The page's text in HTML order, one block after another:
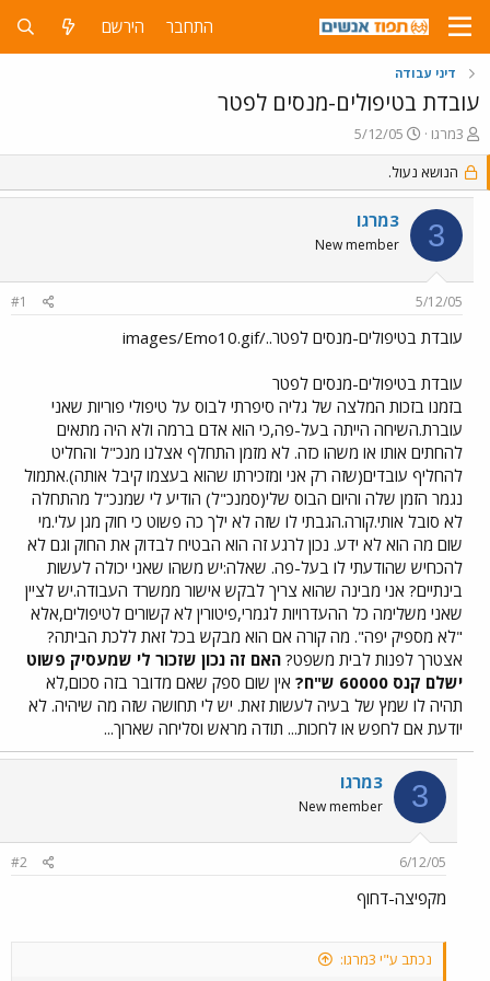
התחבר הירשם
דיני עבודה
עובדת בטיפולים-מנסים לפטר
פ
ו
ת
ח
נ
3מרגו
פ
ו
ר
ס
ם
ב
ת
ך
5/12/05
הנושא נעול.
3 3מרגו
New member
5/12/05
#1
עובדת בטיפולים-מנסים לפטר../images/Emo10.gif
עובדת בטיפולים-מנסים לפטר
בזמנו בזכות המלצה של גליה סיפרתי לבוס על טיפולי פוריות שאני
עוברת.השיחה הייתה בעל-פה,כי הוא אדם ברמה ולא היה מתאים
להחתים אותו או משהו כזה. לא מזמן התחלף אצלנו מנכ"ל והחליט
להחליף עובדים(שזה רק אני ומזכירתו שהוא בעצמו קיבל אותה).אתמול
נגמר הזמן שלה והיום הבוס שלי(סמנכ"ל) הודיע לי שמנכ"ל מהתחלה
לא סובל אותי.קורה.הגבתי לו שזה לא ילך כה פשוט כי חוק מגן עלי.מי
שום מה הוא לא ידע. נכון לרגע זה הוא הבטיח לבדוק את החוק וגם לא
להכחיש שהודעתי לו בעל-פה. שאלה:יש משהו שאני יכולה לעשות
בינתיים? אני מבינה שהוא צריך לבקש אישור ממשרד העבודה.יש לציין
שאני משלימה כל ההעדרויות לגמרי,פיטורין לא קשורים לטיפולים,אלא
"לא מספיק יפה". מה קורה אם הוא מבקש בכל זאת ללכת הביתה?
אצטרך לפנות לבית משפט? האם זה נכון שזכור לי שמעסיק פשוט
ישלם קנס 60000 ש"ח?
אין שום ספק שאם מדובר בזה סכום,לא
תהיה לו שמץ של בעיה לעשות זאת. יש לי תחושה שזה מה שיהיה. לא
יודעת אם לחפש או לחכות... תודה מראש וסליחה שארוך...
3 3מרגו
New member
6/12/05
#2
מקפיצה-דחוף
נכתב ע"י 3מרגו: